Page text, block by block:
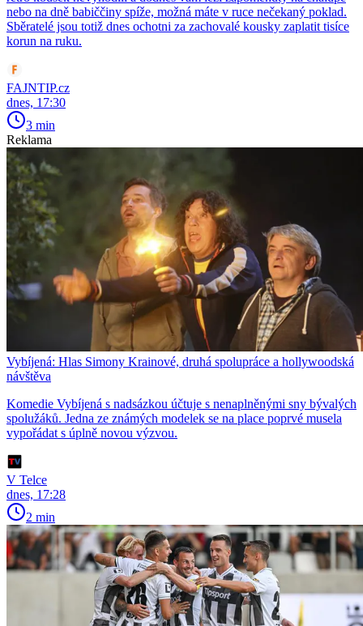
nebo na dně babiččiny spíže, možná máte v ruce nečekaný poklad.
Sběratelé jsou totiž dnes ochotni za zachovalé kousky zaplatit tisíce
korun na ruku.
FAJNTIP.cz
dnes, 17:30
3 min
Reklama
Vybíjená: Hlas Simony Krainové, druhá spolupráce a hollywoodská
návštěva
Komedie Vybíjená s nadsázkou účtuje s nenaplněnými sny bývalých
spolužáků. Jedna ze známých modelek se na place poprvé musela
vypořádat s úplně novou výzvou.
V Telce
dnes, 17:28
2 min